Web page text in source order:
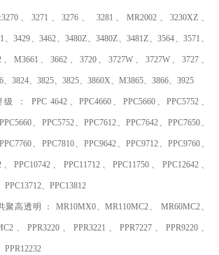
:3270、 3271 、3276 、 3281 、 MR2002、3230XZ 、
、3429、3462、3480Z、3480Z、3481Z、3564、3571 、
、 M3661 、3662 、 3720、3727W 、 3727W、 3727、
、3824、3825、3825、3860X、M3865、3866、3925
级 ：PPC 4642 、PPC4660 、 PPC5660、PPC5752 、
PPC5660、 PPC5752、 PPC7612、 PPC7642、 PPC7650、
PPC7760、 PPC7810、 PPC9642、 PPC9712、 PPC9760、
、PPC10742 、 PPC11712、PPC11750 、 PPC12642、
PPC13712、PPC13812
聚高透明 ： MR10MX0、MR110MC2、 MR60MC2、
、PPR3220 、 PPR3221 、 PPR7227、 PPR9220、
PPR12232